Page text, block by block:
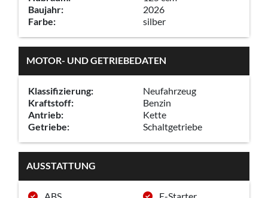
Baujahr:
2026
Farbe:
silber
MOTOR- UND GETRIEBEDATEN
Klassifizierung:
Neufahrzeug
Kraftstoff:
Benzin
Antrieb:
Kette
Getriebe:
Schaltgetriebe
AUSSTATTUNG